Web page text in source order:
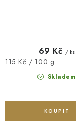
Skladem
69 Kč / ks
Měrná
115 Kč / 100 g